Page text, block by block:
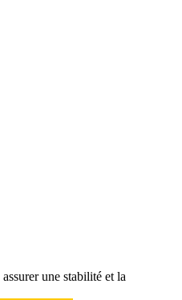
une stabilité et la